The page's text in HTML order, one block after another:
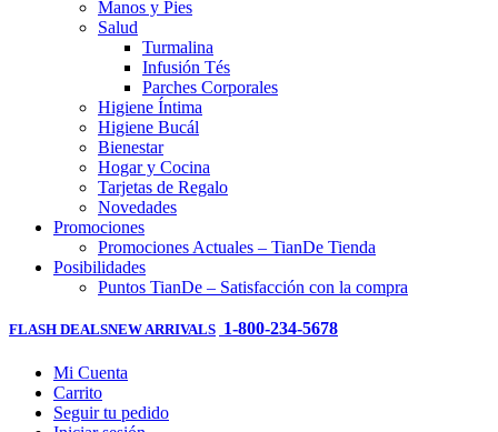
Manos y Pies
Salud
Turmalina
Infusión Tés
Parches Corporales
Higiene Íntima
Higiene Bucál
Bienestar
Hogar y Cocina
Tarjetas de Regalo
Novedades
Promociones
Promociones Actuales – TianDe Tienda
Posibilidades
Puntos TianDe – Satisfacción con la compra
FLASH DEALSNEW ARRIVALS 1-800-234-5678
Mi Cuenta
Carrito
Seguir tu pedido